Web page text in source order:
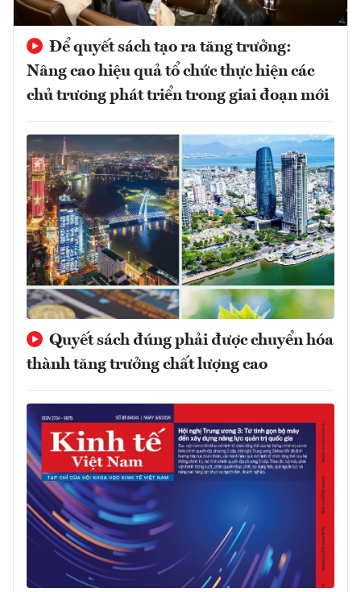
Để quyết sách tạo ra tăng trưởng:
Nâng cao hiệu quả tổ chức thực hiện các
chủ trương phát triển trong giai đoạn mới
Quyết sách đúng phải được chuyển hóa
thành tăng trưởng chất lượng cao